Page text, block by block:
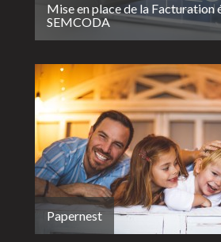
Mise en place de la Facturation
SEMCODA
Papernest